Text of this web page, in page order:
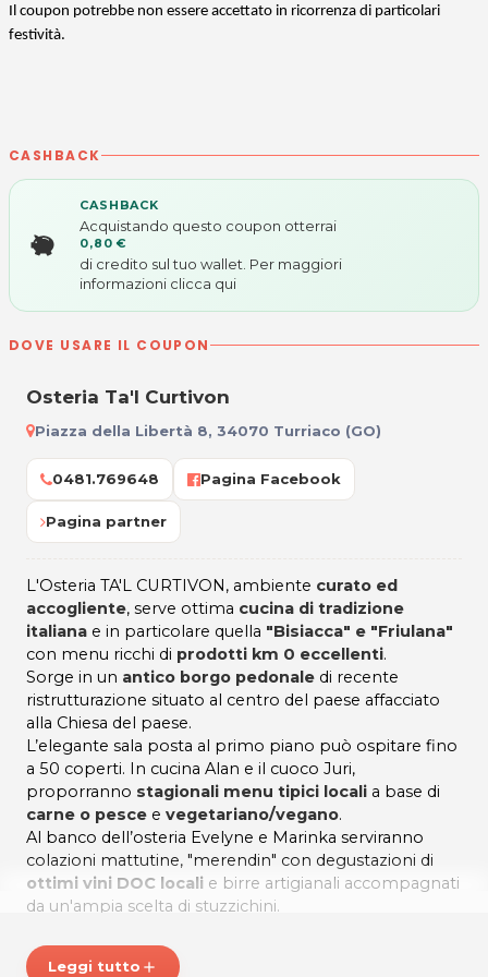
Il coupon potrebbe non essere accettato in ricorrenza di particolari
festività.
CASHBACK
CASHBACK
Acquistando questo coupon otterrai
0,80 €
di credito sul tuo wallet. Per maggiori
informazioni clicca qui
DOVE USARE IL COUPON
Osteria Ta'l Curtivon
Piazza della Libertà 8, 34070 Turriaco (GO)
0481.769648 Pagina Facebook
Pagina partner
L'Osteria TA'L CURTIVON, ambiente curato ed
accogliente, serve ottima cucina di tradizione
italiana e in particolare quella "Bisiacca" e "Friulana"
con menu ricchi di prodotti km 0 eccellenti.
Sorge in un antico borgo pedonale di recente
ristrutturazione situato al centro del paese affacciato
alla Chiesa del paese.
L’elegante sala posta al primo piano può ospitare fino
a 50 coperti. In cucina Alan e il cuoco Juri,
proporranno stagionali menu tipici locali a base di
carne o pesce e vegetariano/vegano.
Al banco dell’osteria Evelyne e Marinka serviranno
colazioni mattutine, "merendin" con degustazioni di
ottimi vini DOC locali e birre artigianali accompagnati
da un'ampia scelta di stuzzichini.
possibile accomodarsi nella bella stagione.
Leggi tutto add